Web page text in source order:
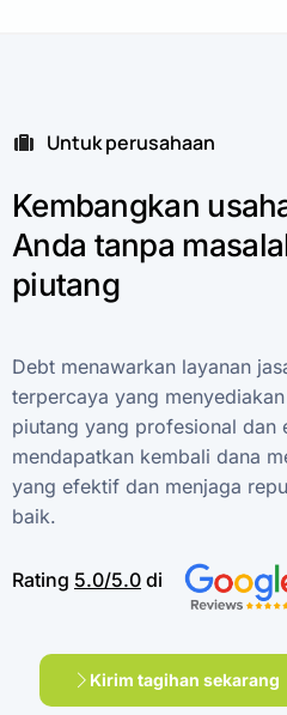
Untuk perusahaan
Kembangkan
Anda tanpa
piutang
Debt menawarkan layanan
terpercaya yang menyediakan
piutang yang profesional dan
mendapatkan kembali dana
yang efektif dan menjaga
baik.
Rating 5.0/5.0 di
Kirim tagihan sekarang